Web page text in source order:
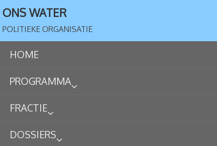
ONS WATER
POLITIEKE ORGANISATIE
HOME
PROGRAMMA
FRACTIE
DOSSIERS